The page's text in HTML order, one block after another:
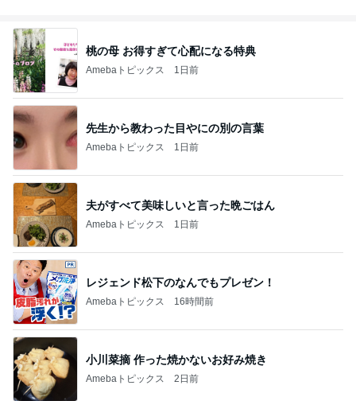
桃の母 お得すぎて心配になる特典
Amebaトピックス 1日前
先生から教わった目やにの別の言葉
Amebaトピックス 1日前
夫がすべて美味しいと言った晩ごはん
Amebaトピックス 1日前
レジェンド松下のなんでもプレゼン！
Amebaトピックス 16時間前
小川菜摘 作った焼かないお好み焼き
Amebaトピックス 2日前